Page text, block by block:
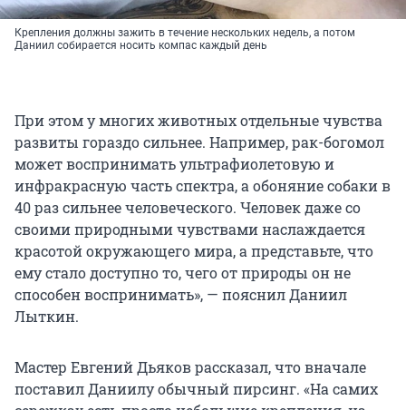
Крепления должны зажить в течение нескольких недель, а потом
Даниил собирается носить компас каждый день
При этом у многих животных отдельные чувства
развиты гораздо сильнее. Например, рак-богомол
может воспринимать ультрафиолетовую и
инфракрасную часть спектра, а обоняние собаки в
40 раз сильнее человеческого. Человек даже со
своими природными чувствами наслаждается
красотой окружающего мира, а представьте, что
ему стало доступно то, чего от природы он не
способен воспринимать», — пояснил Даниил
Лыткин.
Мастер Евгений Дьяков рассказал, что вначале
поставил Даниилу обычный пирсинг. «На самих